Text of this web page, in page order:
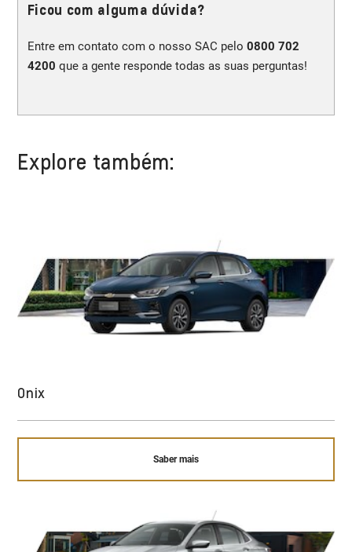
Ficou com alguma dúvida?
Entre em contato com o nosso SAC pelo 0800 702
4200 que a gente responde todas as suas perguntas!
Explore também:
Onix
Saber mais